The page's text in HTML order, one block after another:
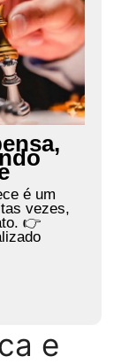
é um
vezes,
👉
e